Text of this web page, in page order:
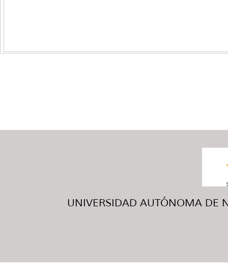
UNIVERSIDAD AUTÓNOMA DE